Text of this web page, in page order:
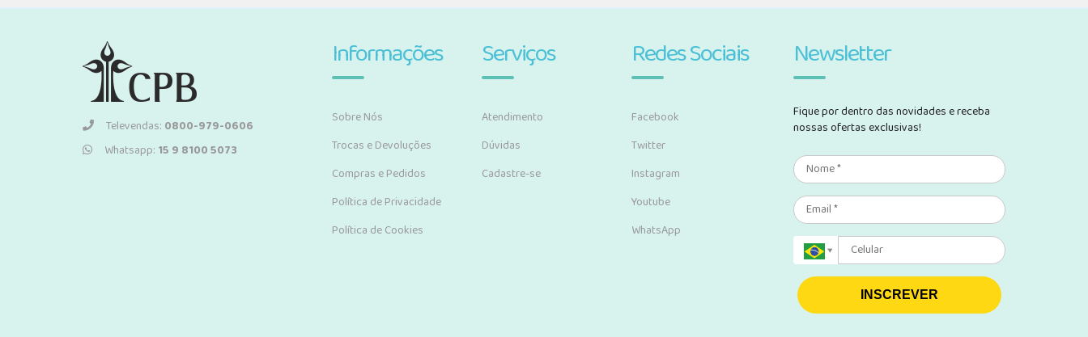
Televendas: 0800-979-0606
Whatsapp: 15 9 8100 5073
Informações
Sobre Nós
Trocas e Devoluções
Compras e Pedidos
Política de Privacidade
Política de Cookies
Serviços
Atendimento
Dúvidas
Cadastre-se
Redes Sociais
Facebook
Twitter
Instagram
Youtube
WhatsApp
Newsletter
Fique por dentro das novidades e receba
nossas ofertas exclusivas!
INSCREVER